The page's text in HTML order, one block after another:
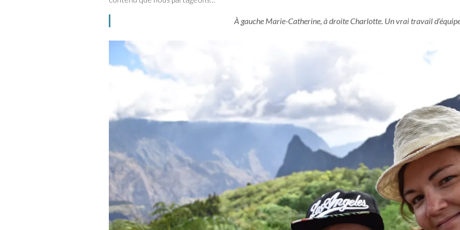
À gauche Marie-Catherine, à droite Charlotte. Un vrai travail